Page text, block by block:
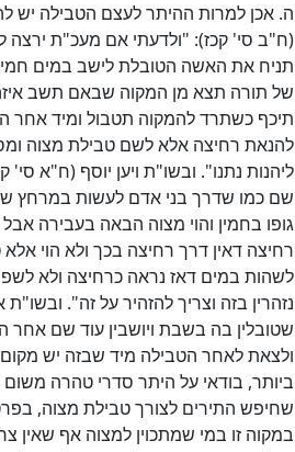
ה. אכן למרות ההיתר לעצם הטבילה
(ח"ב סי' קכז): "ולדעתי אם מעכ"ת ירצה
תניח את האשה הטובלת לישב במים
של תורה תצא מן המקוה שבאם תשב
תיכף כשתרד להמקוה תטבול ומיד אחר
להנאת רחיצה אלא לשם טבילת מצוה
ליהנות נתנו". ובשו"ת ויען יוסף (ח"א
שם כמו שדרך בני אדם לעשות במרחץ
גופו בחמין והוי מצוה הבאה בעבירה
רחיצה דאין דרך רחיצה בכך ולא הוי
לשהות במים דאז נראה כרחיצה ולא
נזהרין בזה וצריך להזהיר על זה".
שטובלין בה בשבת ויושבין עוד שם אחר
ולצאת לאחר הטבילה מיד שבזה יש
ביותר, בודאי על היתר סדרי טהרה משום
שחיפש התירים לצורך טבילת מצוה,
במקוה זו במי שמתכוין למצוה אף